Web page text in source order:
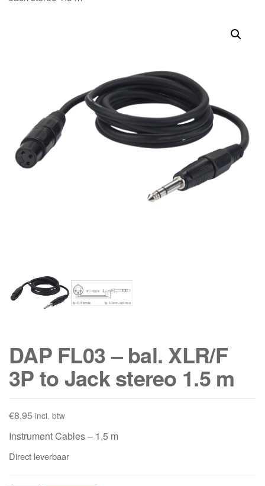
DAP FL03 – bal. XLR/F
3P to Jack stereo 1.5 m
€8,95 incl. btw
Instrument Cables – 1,5 m
Direct leverbaar